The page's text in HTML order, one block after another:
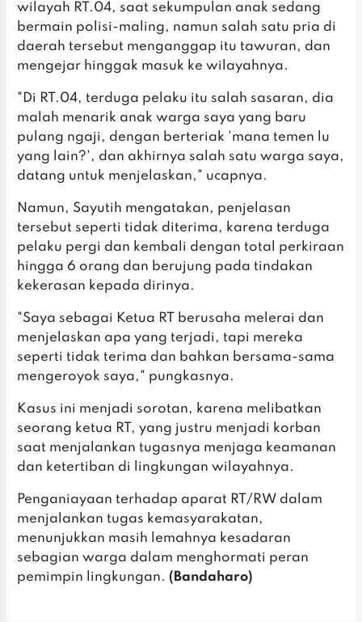
wilayah RT.04, saat sekumpulan anak sedang
bermain polisi-maling, namun salah satu pria di
daerah tersebut menganggap itu tawuran, dan
mengejar hinggak masuk ke wilayahnya.
"Di RT.04, terduga pelaku itu salah sasaran, dia
malah menarik anak warga saya yang baru
pulang ngaji, dengan berteriak 'mana temen lu
yang lain?', dan akhirnya salah satu warga saya,
datang untuk menjelaskan," ucapnya.
Namun, Sayutih mengatakan, penjelasan
tersebut seperti tidak diterima, karena terduga
pelaku pergi dan kembali dengan total perkiraan
hingga 6 orang dan berujung pada tindakan
kekerasan kepada dirinya.
"Saya sebagai Ketua RT berusaha melerai dan
menjelaskan apa yang terjadi, tapi mereka
seperti tidak terima dan bahkan bersama-sama
mengeroyok saya," pungkasnya.
Kasus ini menjadi sorotan, karena melibatkan
seorang ketua RT, yang justru menjadi korban
saat menjalankan tugasnya menjaga keamanan
dan ketertiban di lingkungan wilayahnya.
Penganiayaan terhadap aparat RT/RW dalam
menjalankan tugas kemasyarakatan,
menunjukkan masih lemahnya kesadaran
sebagian warga dalam menghormati peran
pemimpin lingkungan.(Bandaharo)